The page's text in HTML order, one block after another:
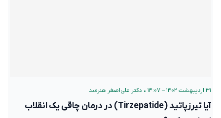
۳۱ اردیبهشت ۱۴۰۲ – ۱۴:۰۷ • دکتر علی‌اصغر هنرمند
آیا تیرزپاتید (Tirzepatide) در درمان چاقی یک انقلاب